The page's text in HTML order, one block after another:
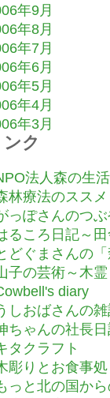
年9月
年8月
年7月
年6月
年5月
年4月
年3月
ンク
法人森の生活
林療法のススメ
っぽさんのつ
るころ日記～
どぐまさんの
子の芸術～木
diary
しおばさんの
ちゃんの社長
タクラフト
彫りとお食事
っと北の国か